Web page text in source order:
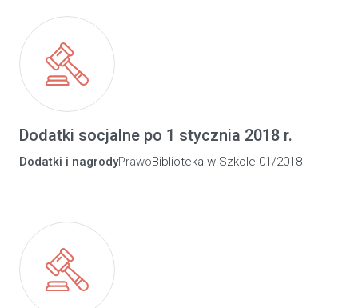
Dodatki socjalne po 1 stycznia 2018 r.
Dodatki i nagrodyPrawoBiblioteka w Szkole 01/2018